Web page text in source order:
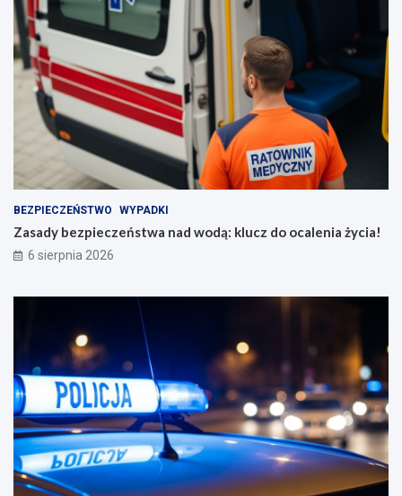
BEZPIECZEŃSTWO WYPADKI
Zasady bezpieczeństwa nad wodą: klucz do ocalenia życia!
6 sierpnia 2026